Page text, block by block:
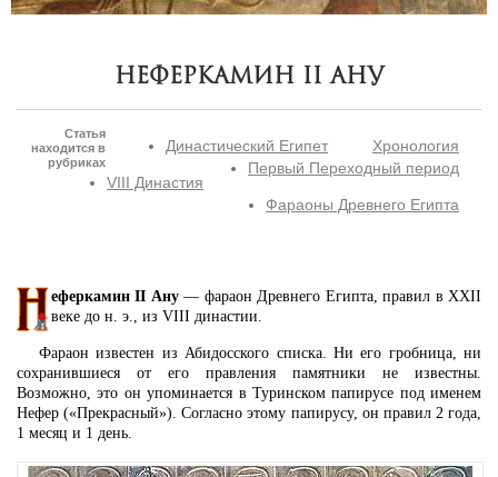
Неферкамин II Ану
Статья
находится в
рубриках
Хронология
Династический Египет
Первый Переходный период
VIII Династия
Фараоны Древнего Египта
еферкамин II Ану— фараон Древнего Египта, правил в XXII
веке до н. э., из VIII династии.
Фараон известен из Абидосского списка. Ни его гробница, ни
сохранившиеся от его правления памятники не известны.
Возможно, это он упоминается в Туринском папирусе под именем
Нефер («Прекрасный»). Согласно этому папирусу, он правил 2 года,
1 месяц и 1 день.